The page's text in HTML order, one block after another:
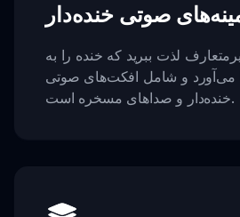
صوتی خنده‌دار
لذت ببرید که خنده را به
و شامل افکت‌های صوتی
خنده‌دار و صداهای مسخره است.